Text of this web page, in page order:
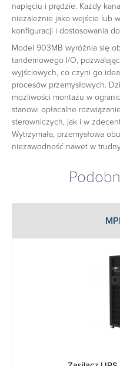
napięciu i prądzie. Każdy
niezależnie jako wejście lub
konfiguracji i dostosowania
Model 903MB wyróżnia się
tandemowego I/O,
wyjściowych, co czyni go
procesów przemysłowych.
możliwości montażu w
stanowi opłacalne
sterowniczych, jak i w
Wytrzymała, przemysłowa
niezawodność nawet w